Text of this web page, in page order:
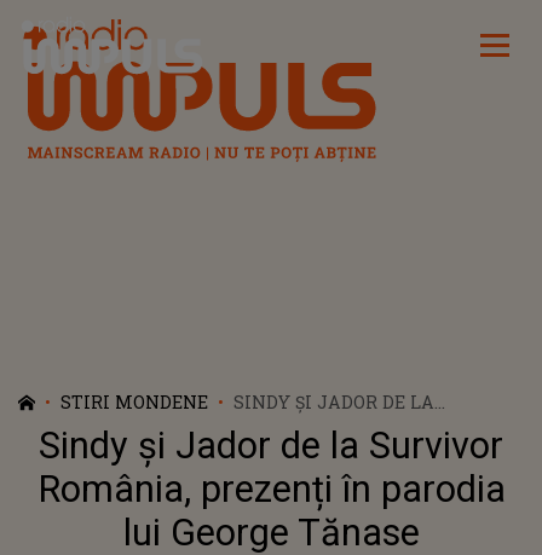
Radio Impuls
STIRI MONDENE
SINDY ŞI JADOR DE LA
SURVIVOR ROMÂNIA, PREZENȚI
ÎN PARODIA LUI GEORGE
TĂNASE
Sindy şi Jador de la Survivor
România, prezenți în parodia
lui George Tănase